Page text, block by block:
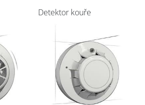
Detektor kouře